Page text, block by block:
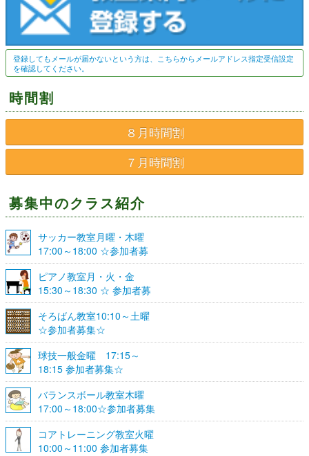
登録してもメールが届かないという方は、こちらからメールアドレス指定受信設定
を確認してください。
時間割
８月時間割
７月時間割
募集中のクラス紹介
サッカー教室月曜・木曜
17:00～18:00 ☆参加者募
集☆
ピアノ教室月・火・金
15:30～18:30 ☆ 参加者募
集☆
そろばん教室10:10～土曜
☆参加者募集☆
球技一般金曜 17:15～
18:15 参加者募集☆
バランスボール教室木曜
17:00～18:00☆参加者募集
☆
コアトレーニング教室火曜
10:00～11:00 参加者募集